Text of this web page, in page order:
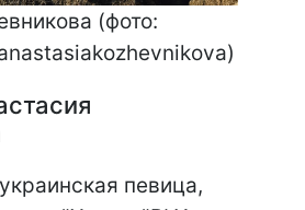
(фото:
певица,